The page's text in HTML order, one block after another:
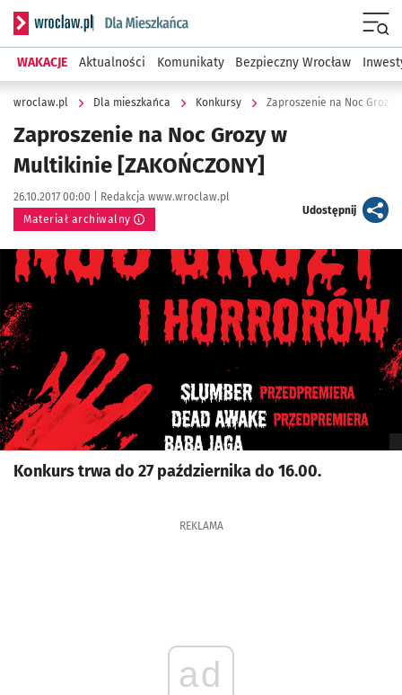
Serwis informacyjny wroclaw.pl podserwis: Dla mieszkańca
WAKACJE Aktualności Komunikaty Bezpieczny Wrocław
wroclaw.pl Dla mieszkańca Konkursy Zaproszenie na Noc Grozy
Zaproszenie na Noc Grozy w
Multikinie [ZAKOŃCZONY]
Data publikacji:
26.10.2017 00:00 | Autor:
Redakcja www.wroclaw.pl
Materiał archiwalny
Udostępnijartykuł
Kliknij, aby powiększyć
Konkurs trwa do 27 października do 16.00.
REKLAMA
ad